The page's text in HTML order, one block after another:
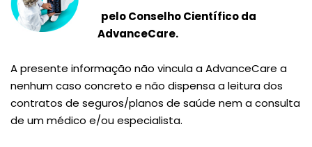
pelo Conselho Científico da
AdvanceCare.
A presente informação não vincula a AdvanceCare a
nenhum caso concreto e não dispensa a leitura dos
contratos de seguros/planos de saúde nem a consulta
de um médico e/ou especialista.